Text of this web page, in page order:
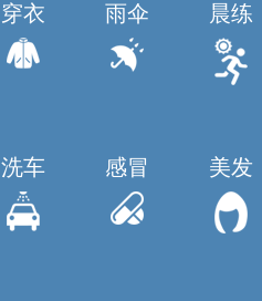
穿衣 雨伞 晨练
洗车 感冒 美发